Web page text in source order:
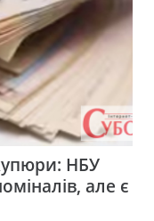
НБУ
але є